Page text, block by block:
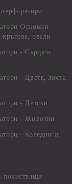
Основни
овали
- Сърца и
- Цветя, листа
- Детски
- Животни
- Коледни и
почистващи